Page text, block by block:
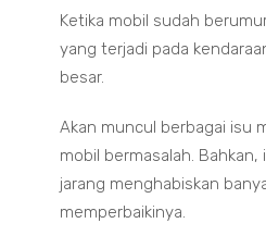
Ketika mobil sudah
yang terjadi pada
besar.
Akan muncul berbagai isu
mobil bermasalah.
jarang menghabiskan
memperbaikinya.